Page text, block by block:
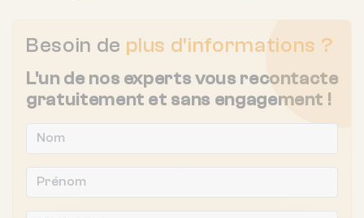
Besoin de plus d'informations ?
L'un de nos experts vous recontacte
gratuitement et sans engagement !